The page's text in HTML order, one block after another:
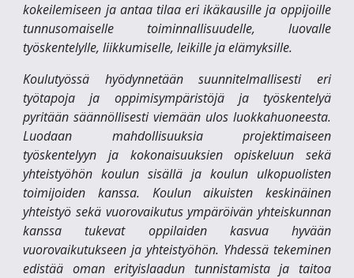
kokeilemiseen ja antaa tilaa eri ikäkausille ja oppijoille
tunnusomaiselle toiminnallisuudelle, luovalle
työskentelylle, liikkumiselle, leikille ja elämyksille.
Koulutyössä hyödynnetään suunnitelmallisesti eri
työtapoja ja oppimisympäristöjä ja työskentelyä
pyritään säännöllisesti viemään ulos luokkahuoneesta.
Luodaan mahdollisuuksia projektimaiseen
työskentelyyn ja kokonaisuuksien opiskeluun sekä
yhteistyöhön koulun sisällä ja koulun ulkopuolisten
toimijoiden kanssa. Koulun aikuisten keskinäinen
yhteistyö sekä vuorovaikutus ympäröivän yhteiskunnan
kanssa tukevat oppilaiden kasvua hyvään
vuorovaikutukseen ja yhteistyöhön. Yhdessä tekeminen
edistää oman erityislaadun tunnistamista ja taitoa